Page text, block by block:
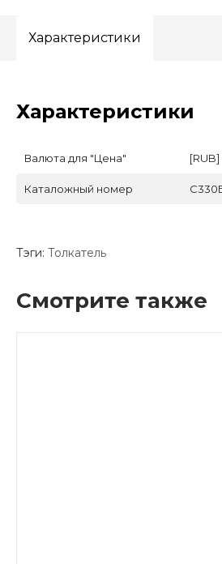
Характеристики
Характеристики
Валюта для "Цена"
Каталожный номер
Тэги: Толкатель
Смотрите также